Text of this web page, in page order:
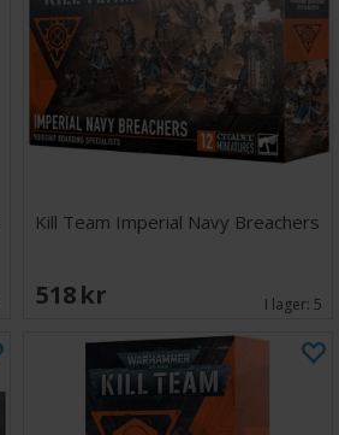
Kill Team Imperial Navy Breachers
518 SEK I lager: 5